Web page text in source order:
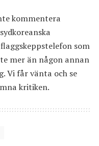
kommentera
som
mer än någon annan
Vi får vänta och se
kritiken.